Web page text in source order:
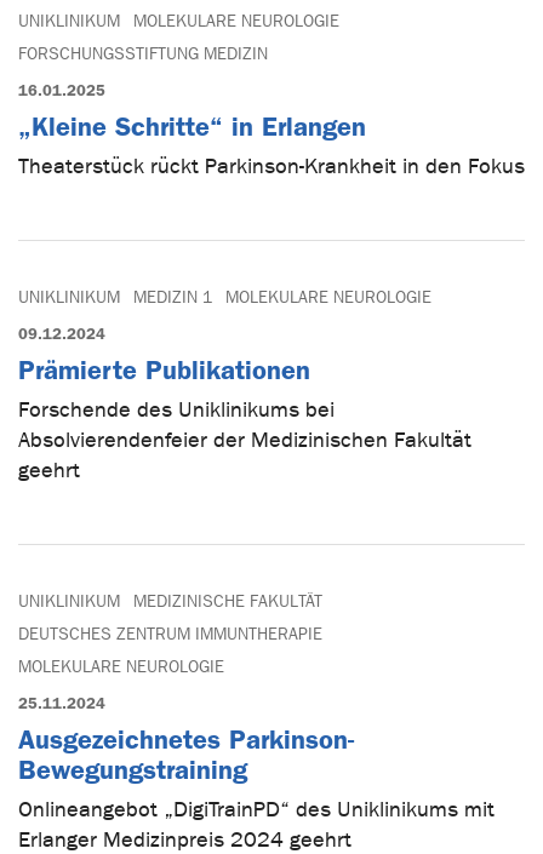
UNIKLINIKUM
MOLEKULARE NEUROLOGIE
FORSCHUNGSSTIFTUNG MEDIZIN
16.01.2025
„Kleine Schritte“ in Erlangen
Theaterstück rückt Parkinson-Krankheit in den Fokus
UNIKLINIKUM MEDIZIN 1 MOLEKULARE NEUROLOGIE
09.12.2024
Prämierte Publikationen
Forschende des Uniklinikums bei
Absolvierendenfeier der Medizinischen Fakultät
geehrt
UNIKLINIKUM
MEDIZINISCHE FAKULTÄT
DEUTSCHES ZENTRUM IMMUNTHERAPIE
MOLEKULARE NEUROLOGIE
25.11.2024
Ausgezeichnetes Parkinson-
Bewegungstraining
Onlineangebot „DigiTrainPD“ des Uniklinikums mit
Erlanger Medizinpreis 2024 geehrt